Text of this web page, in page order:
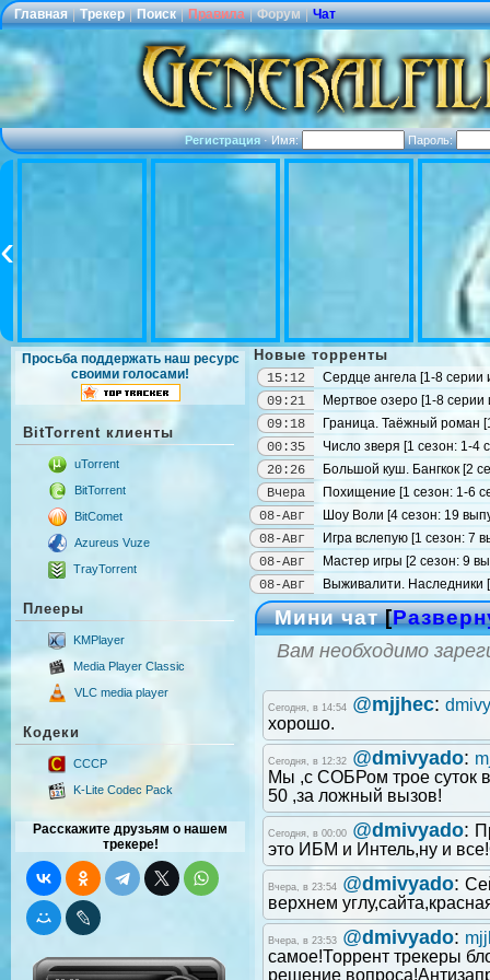
Главная | Трекер | Поиск | Правила | Форум | Чат
Регистрация·Имя: Пароль:
Просьба поддержать наш ресурс
своими голосами!
BitTorrent клиенты
uTorrent
BitTorrent
BitComet
Azureus Vuze
TrayTorrent
Плееры
KMPlayer
Media Player Classic
VLC media player
Кодеки
CCCP
K-Lite Codec Pack
Расскажите друзьям о нашем
трекере!
Новые торренты
15:12
Сердце ангела [1-8 серии
09:21
Мертвое озеро [1-8 серии
09:18
Граница. Таёжный роман
00:35
Число зверя [1 сезон: 1-4
20:26
Большой куш. Бангкок [2
Вчера
Похищение [1 сезон: 1-6
08-Авг
Шоу Воли [4 сезон: 19
08-Авг
Игра вслепую [1 сезон: 7
08-Авг
Мастер игры [2 сезон: 9
08-Авг
Выживалити. Наследники
Мини чат[
Вам необходимо
Сегодня, в 14:54 @mjjhec:
хорошо.
Сегодня, в 12:32 @dmivyado:
Мы ,с СОБРом трое суток в
50 ,за ложный вызов!
Сегодня, в 00:00 @dmivyado:
это ИБМ и Интель,ну и
Вчера, в 23:54 @dmivyado:
верхнем
Вчера, в 23:53 @dmivyado:
самое!Торрент трекеры
решение